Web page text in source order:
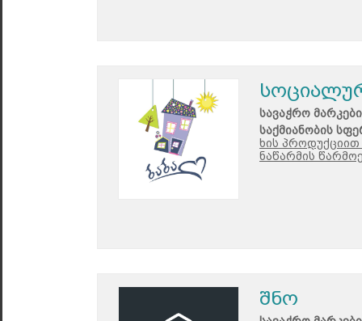
სავაჭრო
საქმიანობის
ხის პროდუქციით
ნაწარმის
შნო